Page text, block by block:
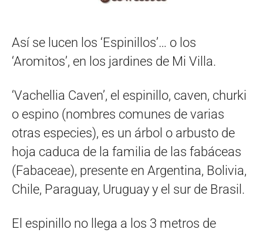
Así se lucen los ‘Espinillos’… o los
‘Aromitos’, en los jardines de Mi Villa.
‘Vachellia Caven’, el espinillo, caven, churki
o espino (nombres comunes de varias
otras especies), es un árbol o arbusto de
hoja caduca de la familia de las fabáceas
(Fabaceae), presente en Argentina, Bolivia,
Chile, Paraguay, Uruguay y el sur de Brasil.
El espinillo no llega a los 3 metros de